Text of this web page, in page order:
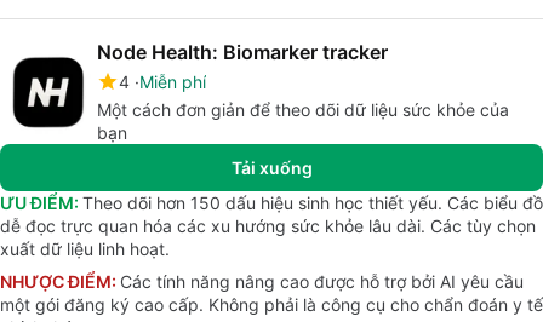
Node Health: Biomarker tracker
4 Miễn phí
Một cách đơn giản để theo dõi dữ liệu sức khỏe của
bạn
Tải xuống
ƯU ĐIỂM: Theo dõi hơn 150 dấu hiệu sinh học thiết yếu. Các biểu đồ
dễ đọc trực quan hóa các xu hướng sức khỏe lâu dài. Các tùy chọn
xuất dữ liệu linh hoạt.
NHƯỢC ĐIỂM: Các tính năng nâng cao được hỗ trợ bởi AI yêu cầu
một gói đăng ký cao cấp. Không phải là công cụ cho chẩn đoán y tế